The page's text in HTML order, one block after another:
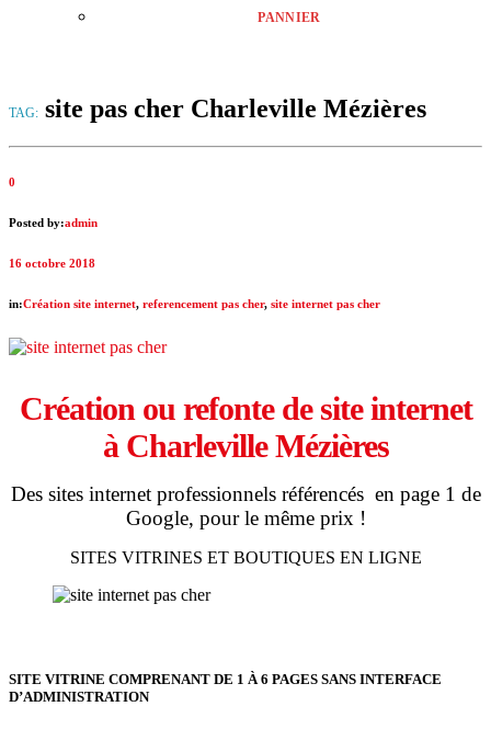
PANNIER
TAG: site pas cher Charleville Mézières
0
Posted by:admin
16 octobre 2018
in:Création site internet, referencement pas cher, site internet pas cher
Création ou refonte de site internet
à Charleville Mézières
Des sites internet professionnels référencés en page 1 de
Google, pour le même prix !
SITES VITRINES ET BOUTIQUES EN LIGNE
SITE VITRINE COMPRENANT DE 1 À 6 PAGES SANS INTERFACE
D’ADMINISTRATION